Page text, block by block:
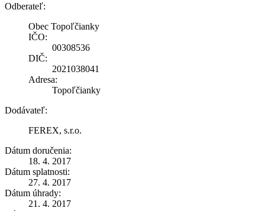
Odberateľ:
Obec Topoľčianky
IČO:
00308536
DIČ:
2021038041
Adresa:
Topoľčianky
Dodávateľ:
FEREX, s.r.o.
Dátum doručenia:
18. 4. 2017
Dátum splatnosti:
27. 4. 2017
Dátum úhrady:
21. 4. 2017